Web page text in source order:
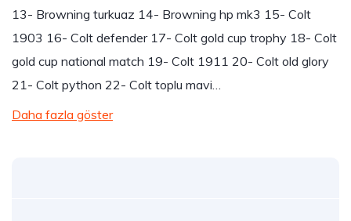
13- Browning turkuaz 14- Browning hp mk3 15- Colt
1903 16- Colt defender 17- Colt gold cup trophy 18- Colt
gold cup national match 19- Colt 1911 20- Colt old glory
21- Colt python 22- Colt toplu mavi…
Daha fazla göster